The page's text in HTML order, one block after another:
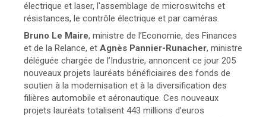
électrique et laser, l'assemblage de microswitchs et
résistances, le contrôle électrique et par caméras.
Bruno Le Maire, ministre de l’Economie, des Finances
et de la Relance, et Agnès Pannier-Runacher, ministre
déléguée chargée de l’Industrie, annoncent ce jour 205
nouveaux projets lauréats bénéficiaires des fonds de
soutien à la modernisation et à la diversification des
filières automobile et aéronautique. Ces nouveaux
projets lauréats totalisent 443 millions d’euros